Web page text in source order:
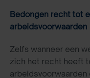
Bedongen recht tot
arbeidsvoorwaarden
Zelfs wanneer een
zich het recht heeft